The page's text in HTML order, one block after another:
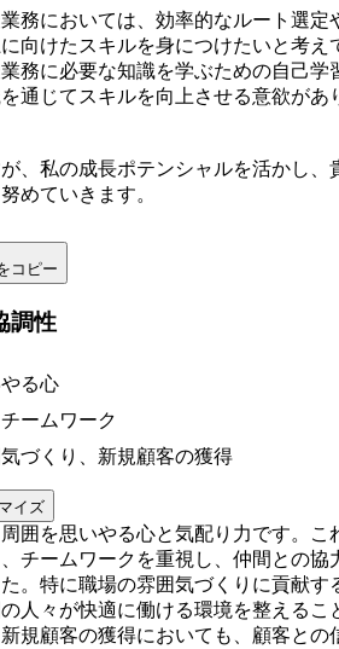
務においては、効率的なルート選定
向けたスキルを身につけたいと考え
務に必要な知識を学ぶための自己学
通じてスキルを向上させる意欲があ
、私の成長ポテンシャルを活かし、
めていきます。
コピー
調性
る心
ームワーク
づくり、新規顧客の獲得
イズ
囲を思いやる心と気配り力です。こ
チームワークを重視し、仲間との協
。特に職場の雰囲気づくりに貢献す
人々が快適に働ける環境を整えるこ
規顧客の獲得においても、顧客との